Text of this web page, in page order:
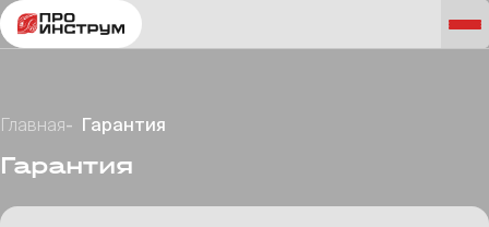
Главная Гарантия
Гарантия